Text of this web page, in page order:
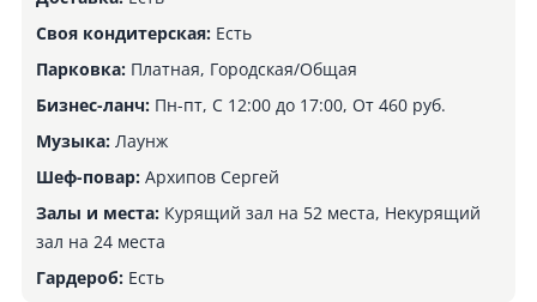
Своя кондитерская:Есть
Парковка:Платная, Городская/Общая
Бизнес-ланч:Пн-пт, С 12:00 до 17:00, От 460 руб.
Музыка:Лаунж
Шеф-повар:Архипов Сергей
Залы и места:Курящий зал на 52 места, Некурящий
зал на 24 места
Гардероб:Есть